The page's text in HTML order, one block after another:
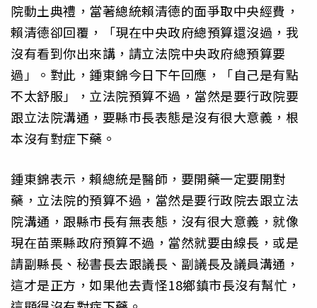
院動土典禮，當著總統賴清德的面爭取中央經費，
賴清德卻回覆，「現在中央政府總預算還沒過，我
沒有看到你出來講，請立法院中央政府總預算要
過」。對此，鍾東錦今日下午回應，「自己是有點
不太舒服」，立法院預算不過，當然是要行政院要
跟立法院溝通，要縣市長表態是沒有很大意義，根
本沒有對症下藥。
鍾東錦表示，賴總統是醫師，要開藥一定要開對
藥，立法院的預算不過，當然是要行政院去跟立法
院溝通，跟縣市長有無表態，沒有很大意義，就像
現在苗栗縣政府預算不過，當然就要由線長，或是
請副縣長、秘書長去跟議長、副議長及議員溝通，
這才是正方，如果他去責怪18鄉鎮市長沒有幫忙，